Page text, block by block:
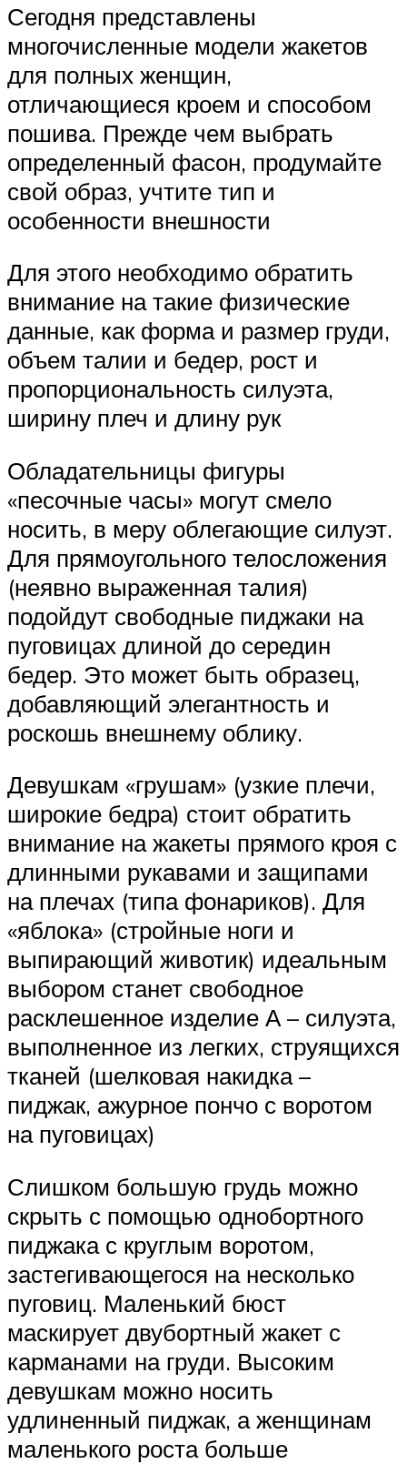
Сегодня представлены
многочисленные модели жакетов
для полных женщин,
отличающиеся кроем и способом
пошива. Прежде чем выбрать
определенный фасон, продумайте
свой образ, учтите тип и
особенности внешности
Для этого необходимо обратить
внимание на такие физические
данные, как форма и размер груди,
объем талии и бедер, рост и
пропорциональность силуэта,
ширину плеч и длину рук
Обладательницы фигуры
«песочные часы» могут смело
носить, в меру облегающие силуэт.
Для прямоугольного телосложения
(неявно выраженная талия)
подойдут свободные пиджаки на
пуговицах длиной до середин
бедер. Это может быть образец,
добавляющий элегантность и
роскошь внешнему облику.
Девушкам «грушам» (узкие плечи,
широкие бедра) стоит обратить
внимание на жакеты прямого кроя с
длинными рукавами и защипами
на плечах (типа фонариков). Для
«яблока» (стройные ноги и
выпирающий животик) идеальным
выбором станет свободное
расклешенное изделие А – силуэта,
выполненное из легких, струящихся
тканей (шелковая накидка –
пиджак, ажурное пончо с воротом
на пуговицах)
Слишком большую грудь можно
скрыть с помощью однобортного
пиджака с круглым воротом,
застегивающегося на несколько
пуговиц. Маленький бюст
маскирует двубортный жакет с
карманами на груди. Высоким
девушкам можно носить
удлиненный пиджак, а женщинам
маленького роста больше